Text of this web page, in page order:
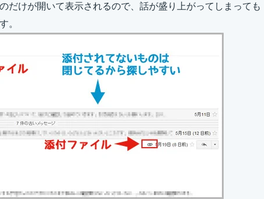
だけが開いて表示されるので、話が盛り上がってしまっても
。